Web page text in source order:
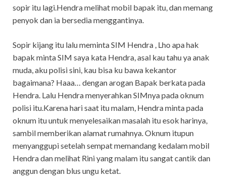
sopir itu lagi.Hendra melihat mobil bapak itu, dan memang
penyok dan ia bersedia menggantinya.
Sopir kijang itu lalu meminta SIM Hendra , Lho apa hak
bapak minta SIM saya kata Hendra, asal kau tahu ya anak
muda, aku polisi sini, kau bisa ku bawa kekantor
bagaimana? Haaa… dengan arogan Bapak berkata pada
Hendra. Lalu Hendra menyerahkan SIMnya pada oknum
polisi itu.Karena hari saat itu malam, Hendra minta pada
oknum itu untuk menyelesaikan masalah itu esok harinya,
sambil memberikan alamat rumahnya. Oknum itupun
menyanggupi setelah sempat memandang kedalam mobil
Hendra dan melihat Rini yang malam itu sangat cantik dan
anggun dengan blus ungu ketat.